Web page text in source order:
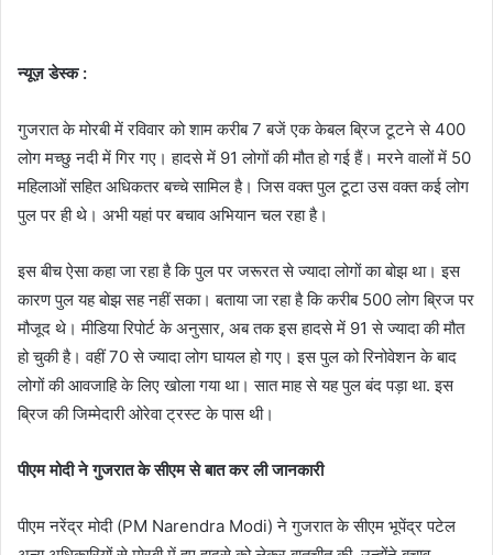
न्यूज़ डेस्क :
गुजरात के मोरबी में रविवार को शाम करीब 7 बजें एक केबल ब्रिज टूटने से 400
लोग मच्छु नदी में गिर गए। हादसे में 91 लोगों की मौत हो गई हैं। मरने वालों में 50
महिलाओं सहित अधिकतर बच्चे सामिल है। जिस वक्त पुल टूटा उस वक्त कई लोग
पुल पर ही थे। अभी यहां पर बचाव अभियान चल रहा है।
इस बीच ऐसा कहा जा रहा है कि पुल पर जरूरत से ज्यादा लोगों का बोझ था। इस
कारण पुल यह बोझ सह नहीं सका। बताया जा रहा है कि करीब 500 लोग ब्रिज पर
मौजूद थे। मीडिया रिपोर्ट के अनुसार, अब तक इस हादसे में 91 से ज्यादा की मौत
हो चुकी है। वहीं 70 से ज्यादा लोग घायल हो गए। इस पुल को रिनोवेशन के बाद
लोगों की आवजाहि के लिए खोला गया था। सात माह से यह पुल बंद पड़ा था. इस
ब्रिज की जिम्मेदारी ओरेवा ट्रस्ट के पास थी।
पीएम मोदी ने गुजरात के सीएम से बात कर ली जानकारी
पीएम नरेंद्र मोदी (PM Narendra Modi) ने गुजरात के सीएम भूपेंद्र पटेल